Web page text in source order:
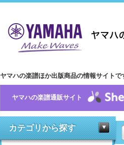
ヤマハの楽譜ほか出版商品の情報サイトで
ヤマハの楽譜通販サイト
カテゴリから探す